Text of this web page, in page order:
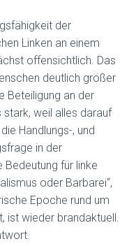
der
Linken an einem
offensichtlich. Das
deutlich größer
Beteiligung an der
weil alles darauf
Handlungs-, und
in der
für linke
oder Barbarei“,
Epoche rund um
ist wieder brandaktuell.